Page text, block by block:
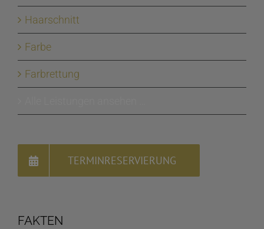
Haarschnitt
Farbe
Farbrettung
TERMINRESERVIERUNG
FAKTEN